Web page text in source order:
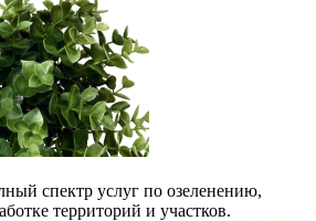
спектр услуг по озеленению,
территорий и участков.